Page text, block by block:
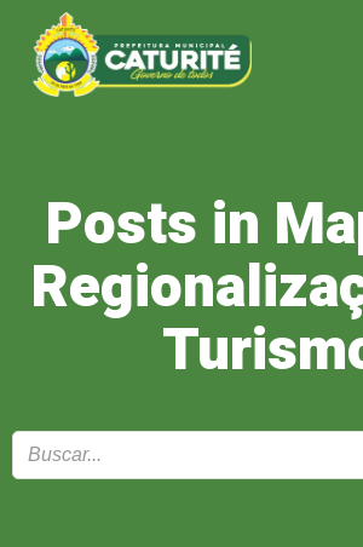
Posts in